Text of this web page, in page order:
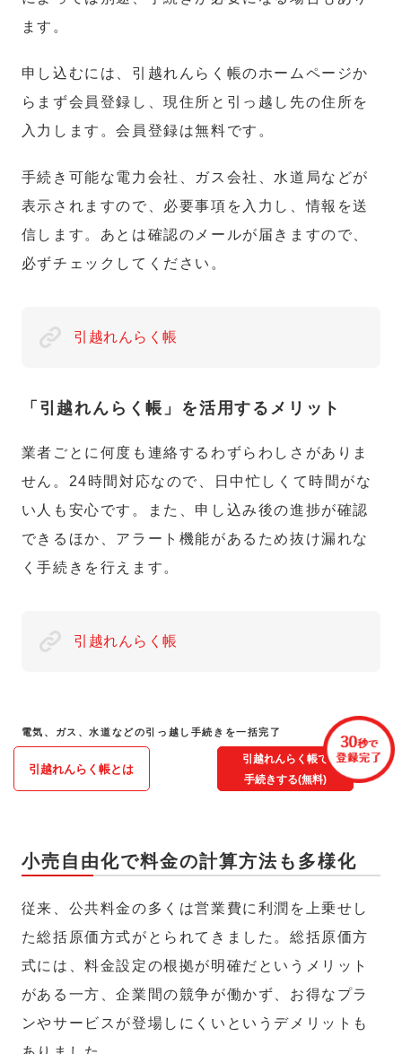
ます。
申し込むには、引越れんらく帳のホームページか
らまず会員登録し、現住所と引っ越し先の住所を
入力します。会員登録は無料です。
手続き可能な電力会社、ガス会社、水道局などが
表示されますので、必要事項を入力し、情報を送
信します。あとは確認のメールが届きますので、
必ずチェックしてください。
引越れんらく帳
「引越れんらく帳」を活用するメリット
業者ごとに何度も連絡するわずらわしさがありま
せん。24時間対応なので、日中忙しくて時間がな
い人も安心です。また、申し込み後の進捗が確認
できるほか、アラート機能があるため抜け漏れな
く手続きを行えます。
引越れんらく帳
電気、ガス、水道などの引っ越し手続きを一括完了
引越れんらく帳とは
引越れんらく帳で
手続きする(無料)
小売自由化で料金の計算方法も多様化
従来、公共料金の多くは営業費に利潤を上乗せし
た総括原価方式がとられてきました。総括原価方
式には、料金設定の根拠が明確だというメリット
がある一方、企業間の競争が働かず、お得なプラ
ンやサービスが登場しにくいというデメリットも